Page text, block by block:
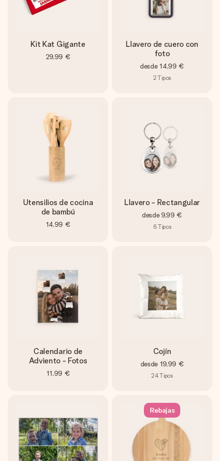
Kit Kat Gigante
29,99 €
Llavero de cuero con
foto
desde 14,99 €
2 Tipos
Utensilios de cocina
de bambú
14,99 €
Llavero - Rectangular
desde 9,99 €
6 Tipos
Calendario de
Adviento - Fotos
11,99 €
Cojín
desde 19,99 €
24Tipos
Rebajas